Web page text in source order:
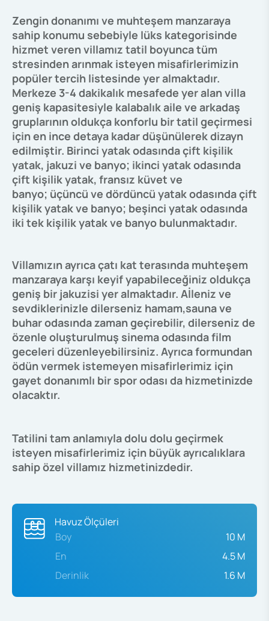
Zengin donanımı ve muhteşem manzaraya
sahip konumu sebebiyle lüks kategorisinde
hizmet veren villamız tatil boyunca tüm
stresinden arınmak isteyen misafirlerimizin
popüler tercih listesinde yer almaktadır.
Merkeze 3-4 dakikalık mesafede yer alan villa
geniş kapasitesiyle kalabalık aile ve arkadaş
gruplarının oldukça konforlu bir tatil geçirmesi
için en ince detaya kadar düşünülerek dizayn
edilmiştir. Birinci yatak odasında çift kişilik
yatak, jakuzi ve banyo; ikinci yatak odasında
çift kişilik yatak, fransız küvet ve
banyo; üçüncü ve dördüncü yatak odasında çift
kişilik yatak ve banyo; beşinci yatak odasında
iki tek kişilik yatak ve banyo bulunmaktadır.
Villamızın ayrıca çatı kat terasında muhteşem
manzaraya karşı keyif yapabileceğiniz oldukça
geniş bir jakuzisi yer almaktadır. Aİleniz ve
sevdiklerinizle dilerseniz hamam,sauna ve
buhar odasında zaman geçirebilir, dilerseniz de
özenle oluşturulmuş sinema odasında film
geceleri düzenleyebilirsiniz. Ayrıca formundan
ödün vermek istemeyen misafirlerimiz için
gayet donanımlı bir spor odası da hizmetinizde
olacaktır.
Tatilini tam anlamıyla dolu dolu geçirmek
isteyen misafirlerimiz için büyük ayrıcalıklara
sahip özel villamız hizmetinizdedir.
Havuz Ölçüleri
Boy
10 M
En
4.5 M
Derinlik
1.6 M